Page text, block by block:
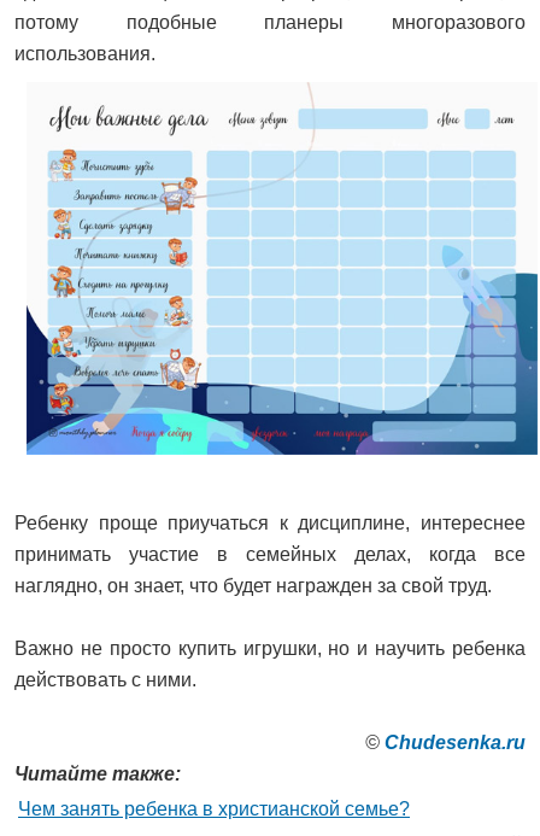
потому подобные планеры многоразового
использования.
Ребенку проще приучаться к дисциплине, интереснее
принимать участие в семейных делах, когда все
наглядно, он знает, что будет награжден за свой труд.
Важно не просто купить игрушки, но и научить ребенка
действовать с ними.
© Сhudesenka.ru
Читайте также:
Чем занять ребенка в христианской семье?